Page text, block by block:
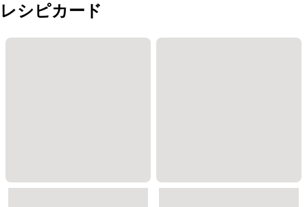
レシピカード